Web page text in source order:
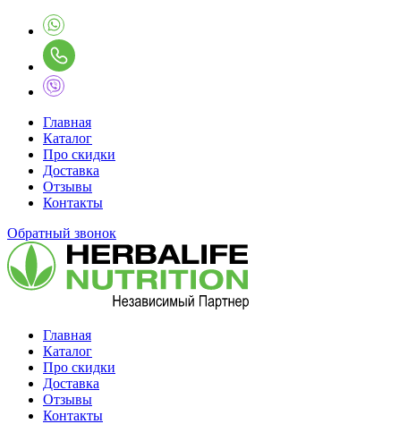
Главная
Каталог
Про скидки
Доставка
Отзывы
Контакты
Обратный звонок
Главная
Каталог
Про скидки
Доставка
Отзывы
Контакты